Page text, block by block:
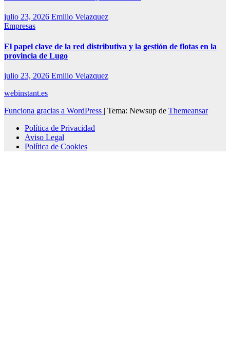
julio 23, 2026 Emilio Velazquez
Empresas
El papel clave de la red distributiva y la gestión de flotas en la
provincia de Lugo
julio 23, 2026 Emilio Velazquez
webinstant.es
Funciona gracias a WordPress | Tema: Newsup de Themeansar
Política de Privacidad
Aviso Legal
Política de Cookies